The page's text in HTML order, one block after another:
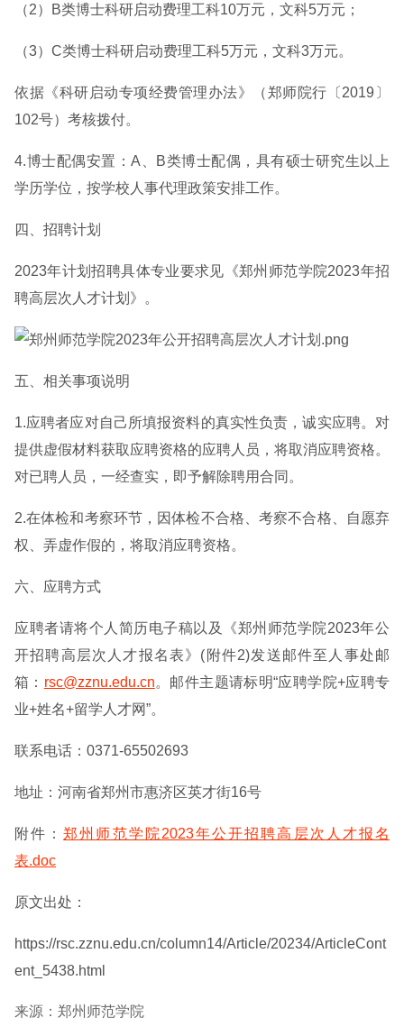
（2）B类博士科研启动费理工科10万元，文科5万元；
（3）C类博士科研启动费理工科5万元，文科3万元。
依据《科研启动专项经费管理办法》（郑师院行〔2019〕
102号）考核拨付。
4.博士配偶安置：A、B类博士配偶，具有硕士研究生以上
学历学位，按学校人事代理政策安排工作。
四、招聘计划
2023年计划招聘具体专业要求见《郑州师范学院2023年招
聘高层次人才计划》。
五、相关事项说明
1.应聘者应对自己所填报资料的真实性负责，诚实应聘。对
提供虚假材料获取应聘资格的应聘人员，将取消应聘资格。
对已聘人员，一经查实，即予解除聘用合同。
2.在体检和考察环节，因体检不合格、考察不合格、自愿弃
权、弄虚作假的，将取消应聘资格。
六、应聘方式
应聘者请将个人简历电子稿以及《郑州师范学院2023年公
开招聘高层次人才报名表》(附件2)发送邮件至人事处邮
箱： rsc@zznu.edu.cn。邮件主题请标明“应聘学院+应聘专
业+姓名+留学人才网”。
联系电话：0371-65502693
地址：河南省郑州市惠济区英才街16号
附件：郑州师范学院2023年公开招聘高层次人才报名
表.doc
原文出处：
https://rsc.zznu.edu.cn/column14/Article/20234/ArticleCont
ent_5438.html
来源：郑州师范学院